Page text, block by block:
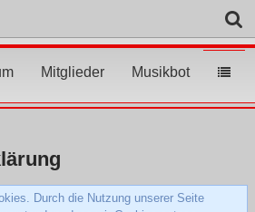
Mitglieder Musikbot
Durch die Nutzung unserer Seite